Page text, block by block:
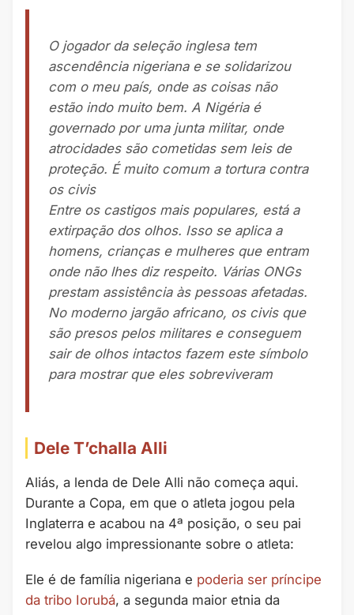
O jogador da seleção inglesa tem
ascendência nigeriana e se solidarizou
com o meu país, onde as coisas não
estão indo muito bem. A Nigéria é
governado por uma junta militar, onde
atrocidades são cometidas sem leis de
proteção. É muito comum a tortura contra
os civis
Entre os castigos mais populares, está a
extirpação dos olhos. Isso se aplica a
homens, crianças e mulheres que entram
onde não lhes diz respeito. Várias ONGs
prestam assistência às pessoas afetadas.
No moderno jargão africano, os civis que
são presos pelos militares e conseguem
sair de olhos intactos fazem este símbolo
para mostrar que eles sobreviveram
Dele T’challa Alli
Aliás, a lenda de Dele Alli não começa aqui.
Durante a Copa, em que o atleta jogou pela
Inglaterra e acabou na 4ª posição, o seu pai
revelou algo impressionante sobre o atleta:
Ele é de família nigeriana e poderia ser príncipe
da tribo Iorubá, a segunda maior etnia da